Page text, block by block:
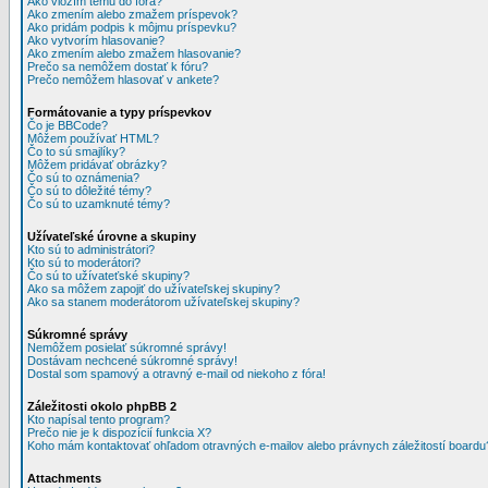
Ako zmením alebo zmažem príspevok?
Ako pridám podpis k môjmu príspevku?
Ako vytvorím hlasovanie?
Ako zmením alebo zmažem hlasovanie?
Prečo sa nemôžem dostať k fóru?
Prečo nemôžem hlasovať v ankete?
Formátovanie a typy príspevkov
Čo je BBCode?
Môžem používať HTML?
Čo to sú smajlíky?
Môžem pridávať obrázky?
Čo sú to oznámenia?
Čo sú to dôležité témy?
Čo sú to uzamknuté témy?
Užívateľské úrovne a skupiny
Kto sú to administrátori?
Kto sú to moderátori?
Čo sú to užívateťské skupiny?
Ako sa môžem zapojiť do užívateľskej skupiny?
Ako sa stanem moderátorom užívateľskej skupiny?
Súkromné správy
Nemôžem posielať súkromné správy!
Dostávam nechcené súkromné správy!
Dostal som spamový a otravný e-mail od niekoho z fóra!
Záležitosti okolo phpBB 2
Kto napísal tento program?
Prečo nie je k dispozícií funkcia X?
Koho mám kontaktovať ohľadom otravných e-mailov alebo právnych záležitostí
Attachments